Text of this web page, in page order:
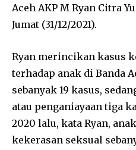
Aceh AKP M Ryan Citra
Jumat (31/12/2021).
Ryan merincikan kasus
terhadap anak di Banda
sebanyak 19 kasus,
atau penganiayaan tiga
2020 lalu, kata Ryan,
kekerasan seksual